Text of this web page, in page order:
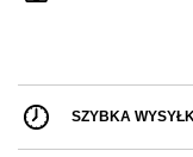
SZYBKA